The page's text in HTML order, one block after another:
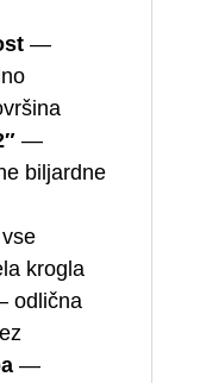
—
—
biljardne
krogla
—